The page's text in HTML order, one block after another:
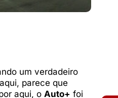
um verdadeiro
parece que
aqui, o Auto+ foi